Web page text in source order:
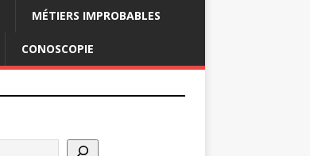
MÉTIERS IMPROBABLES
CONOSCOPIE